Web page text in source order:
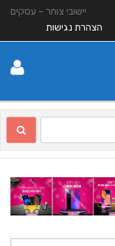
יישובי צוחר – עסקים
הצהרת נגישות